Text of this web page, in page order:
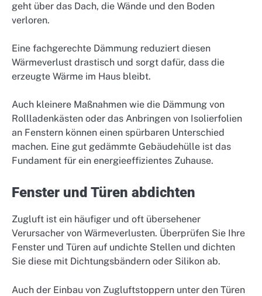
geht über das Dach, die Wände und den Boden
verloren.
Eine fachgerechte Dämmung reduziert diesen
Wärmeverlust drastisch und sorgt dafür, dass die
erzeugte Wärme im Haus bleibt.
Auch kleinere Maßnahmen wie die Dämmung von
Rollladenkästen oder das Anbringen von Isolierfolien
an Fenstern können einen spürbaren Unterschied
machen. Eine gut gedämmte Gebäudehülle ist das
Fundament für ein energieeffizientes Zuhause.
Fenster und Türen abdichten
Zugluft ist ein häufiger und oft übersehener
Verursacher von Wärmeverlusten. Überprüfen Sie Ihre
Fenster und Türen auf undichte Stellen und dichten
Sie diese mit Dichtungsbändern oder Silikon ab.
Auch der Einbau von Zugluftstoppern unter den Türen